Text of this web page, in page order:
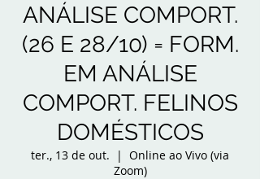
ANÁLISE COMPORT.
(26 E 28/10) = FORM.
EM ANÁLISE
COMPORT. FELINOS
DOMÉSTICOS
ter., 13 de out.
  |
Online ao Vivo (via
Zoom)